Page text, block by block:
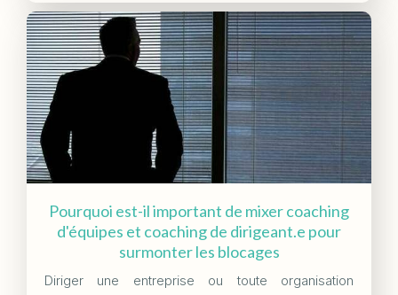
Pourquoi est-il important de mixer coaching
d'équipes et coaching de dirigeant.e pour
surmonter les blocages
Diriger une entreprise ou toute organisation